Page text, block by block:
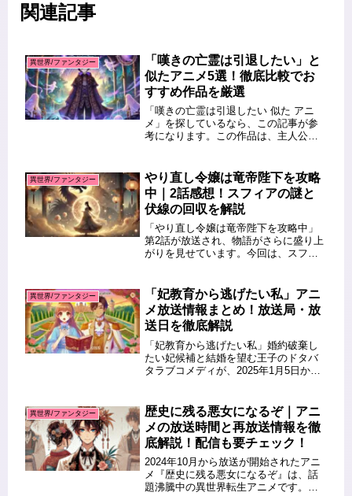
関連記事
異世界/ファンタジー
「嘆きの亡霊は引退したい」と
似たアニメ5選！徹底比較でお
すすめ作品を厳選
「嘆きの亡霊は引退したい 似た アニ
メ」を探しているなら、この記事が参
考になります。この作品は、主人公が
者を魅了してきました。「オーバーロ
ード」や「この素晴らしい世界に祝
福...
異世界/ファンタジー
やり直し令嬢は竜帝陛下を攻略
中｜2話感想！スフィアの謎と
伏線の回収を解説
「やり直し令嬢は竜帝陛下を攻略中」
第2話が放送され、物語がさらに盛り上
がりを見せています。今回は、スフィ
なりました。この記事では、第2話の感
想を中心に、スフィアの謎や今後の...
異世界/ファンタジー
「妃教育から逃げたい私」アニ
メ放送情報まとめ！放送局・放
送日を徹底解説
「妃教育から逃げたい私」婚約破棄し
たい妃候補と結婚を望む王子のドタバ
タラブコメディが、2025年1月5日から
局や放送日などの詳しい情報を徹底的
に解説します。公式サイトから最...
異世界/ファンタジー
歴史に残る悪女になるぞ｜アニ
メの放送時間と再放送情報を徹
底解説！配信も要チェック！
2024年10月から放送が開始されたアニ
メ『歴史に残る悪女になるぞ』は、話
題沸騰中の異世界転生アニメです。こ